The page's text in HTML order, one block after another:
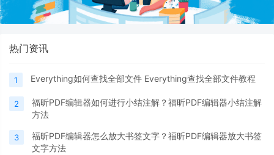
热门资讯
1 Everything如何查找全部文件 Everything查找全部文件教程
2
福昕PDF编辑器如何进行小结注解？福昕PDF编辑器小结注解
方法
3
福昕PDF编辑器怎么放大书签文字？福昕PDF编辑器放大书签
文字方法